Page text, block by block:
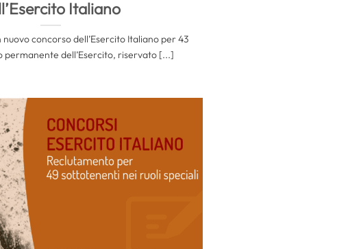
Italiano
nuovo concorso dell’Esercito Italiano per 43
permanente dell’Esercito, riservato [...]